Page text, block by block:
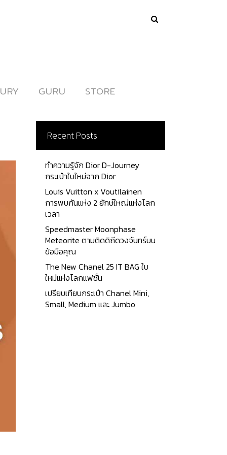
GURU
GURU STORE
STORE
Recent Posts
ทำความรู้จัก Dior D-Journey
กระเป๋าใบใหม่จาก Dior
Louis Vuitton x Voutilainen
การพบกันแห่ง 2 ยักษ์ใหญ่แห่งโลก
เวลา
Speedmaster Moonphase
Meteorite ตามติดดิถีดวงจันทร์บน
ข้อมือคุณ
The New Chanel 25 IT BAG ใบ
ใหม่แห่งโลกแฟชั่น
เปรียบเทียบกระเป๋า Chanel Mini,
Small, Medium และ Jumbo